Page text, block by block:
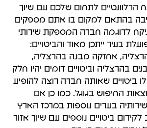
הרלוונטיים לתחום שלכם עם שיוך
בהתאם למקום בו אתם מספקים
לדוגמה חברה המספקת שירותי
בעיר ייתכן מאוד והביטויים:
אחזקה מבנה בהרצליה,
בהרצליה וביטויים דומים יהיו חלק
ביטויים שאותה חברה רוצה להופיע
החיפוש בגוגל. כמו כן אם
בערים נוספות במרכז הארץ
לקידום ביטויים נוספים עם שיוך אזור